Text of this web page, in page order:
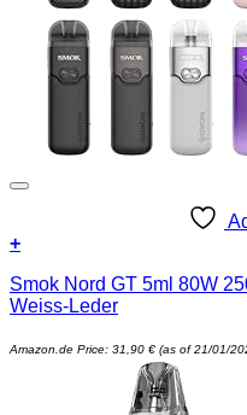
+
Smok Nord GT 5ml 80W
Weiss-Leder
Amazon.de Price: 31,90 € (as of 21/01/